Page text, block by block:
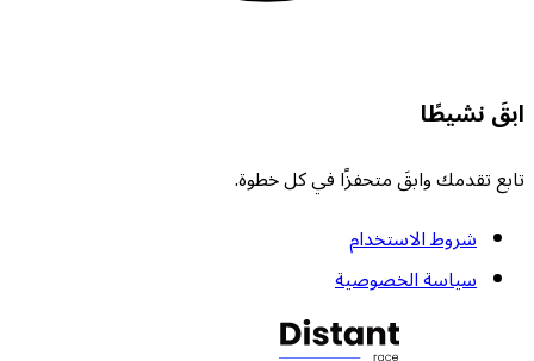
ابقَ نشيطًا
تابع تقدمك وابقَ متحفزًا في كل خطوة.
شروط الاستخدام
سياسة الخصوصية